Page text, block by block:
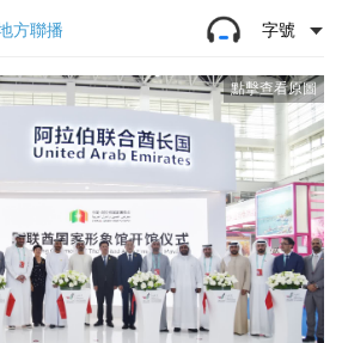
方聯播 字號